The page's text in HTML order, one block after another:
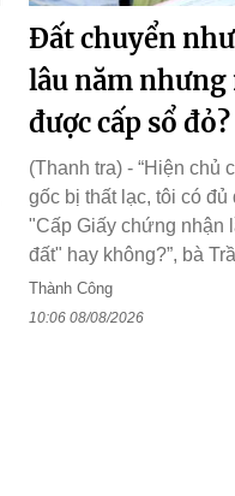
Đất chuyển
lâu năm nhưng
được cấp sổ đỏ?
(Thanh tra) - “Hiện chủ
gốc bị thất lạc, tôi có
"Cấp Giấy chứng nhận
đất" hay không?”, bà
Thành Công
10:06 08/08/2026